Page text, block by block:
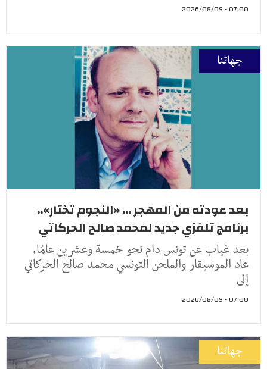
07:00 - 2026/08/09
جهاتنا
بعد عودته من المهجر ... «النجوم تختار»..
برنامج تلفزي جديد لمحمد صالح الحركاتي
بعد غياب عن تونس دام نحو خمسة وعشرين عامًا،
عاد الموسيقار والملحن التونسي محمد صالح الحركاتي
إلى
07:00 - 2026/08/09
جهاتنا